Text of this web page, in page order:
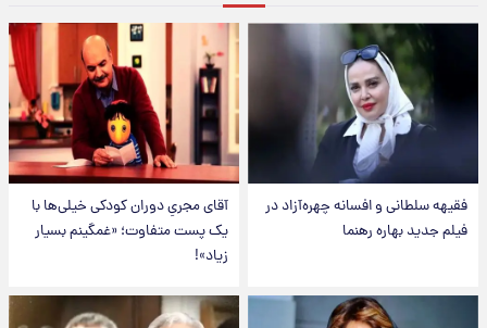
فقیهه سلطانی و افسانه چهره‌آزاد در
فیلم جدید بهاره رهنما
آقای مجریِ دوران کودکی خیلی‌ها با
یک پست متفاوت؛ «غمگینم بسیار
زیاد»!